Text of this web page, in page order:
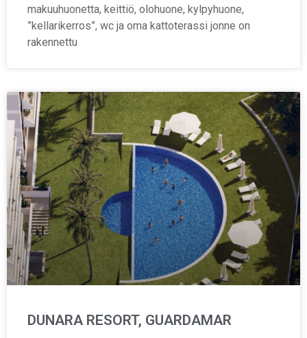
makuuhuonetta, keittiö, olohuone, kylpyhuone,
”kellarikerros”, wc ja oma kattoterassi jonne on
rakennettu
DUNARA RESORT, GUARDAMAR